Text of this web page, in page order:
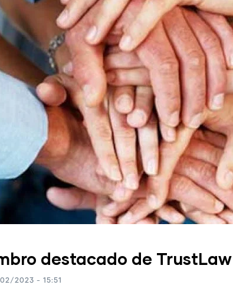
destacado de TrustLaw
2023 - 15:51